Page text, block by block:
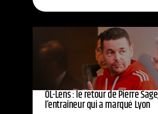
OL-Lens : le retour de Pierre
l’entraîneur qui a marqué Lyon